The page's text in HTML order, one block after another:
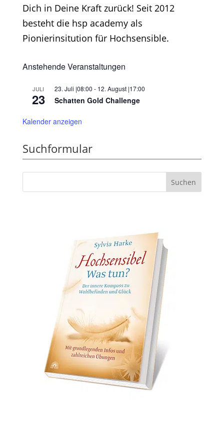
Dich in Deine Kraft zurück! Seit 2012
besteht die hsp academy als
Pionierinsitution für Hochsensible.
Anstehende Veranstaltungen
JULI
23
23. Juli |08:00 - 12. August |17:00
Schatten Gold Challenge
Kalender anzeigen
Suchformular